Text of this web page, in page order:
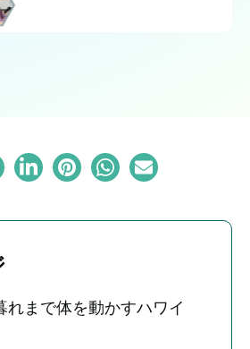
れまで体を動かすハワイ